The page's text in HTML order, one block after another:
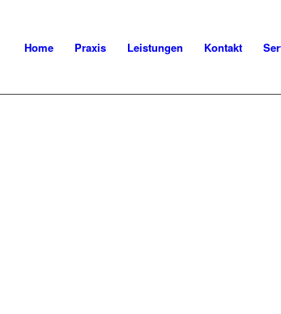
Home Praxis Leistungen Kontakt